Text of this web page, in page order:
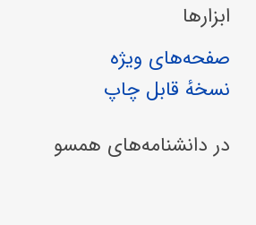
ابزارها
صفحه‌های ویژه
نسخهٔ قابل چاپ
در دانشنامه‌های همسو